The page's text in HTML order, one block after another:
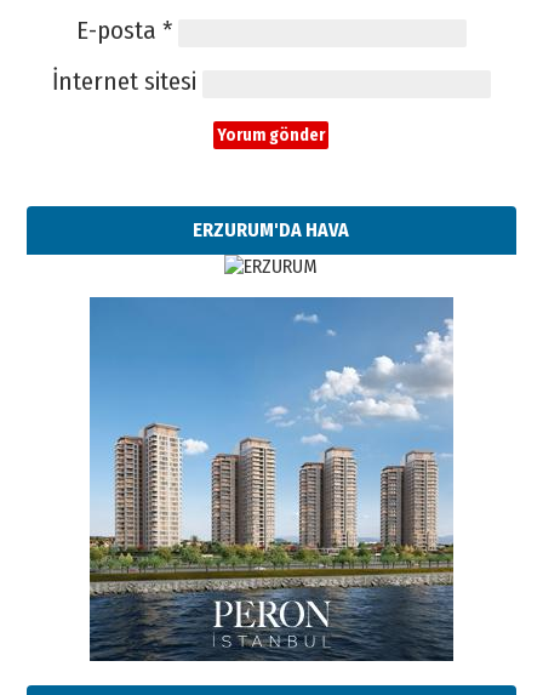
E-posta *
İnternet sitesi
ERZURUM'DA HAVA
Esat BİNDESEN